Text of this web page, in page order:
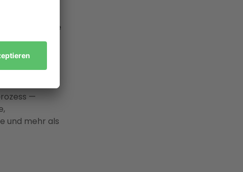
nur
Anbieter
—
und mehr als